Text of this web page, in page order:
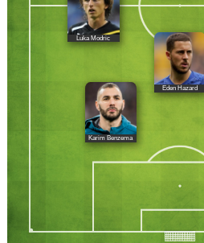
Luka Modric
Eden Hazard
Karim Benzema